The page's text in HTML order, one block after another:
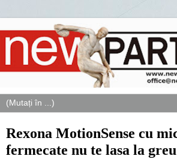
Rexona MotionSense cu
fermecate nu te lasa la